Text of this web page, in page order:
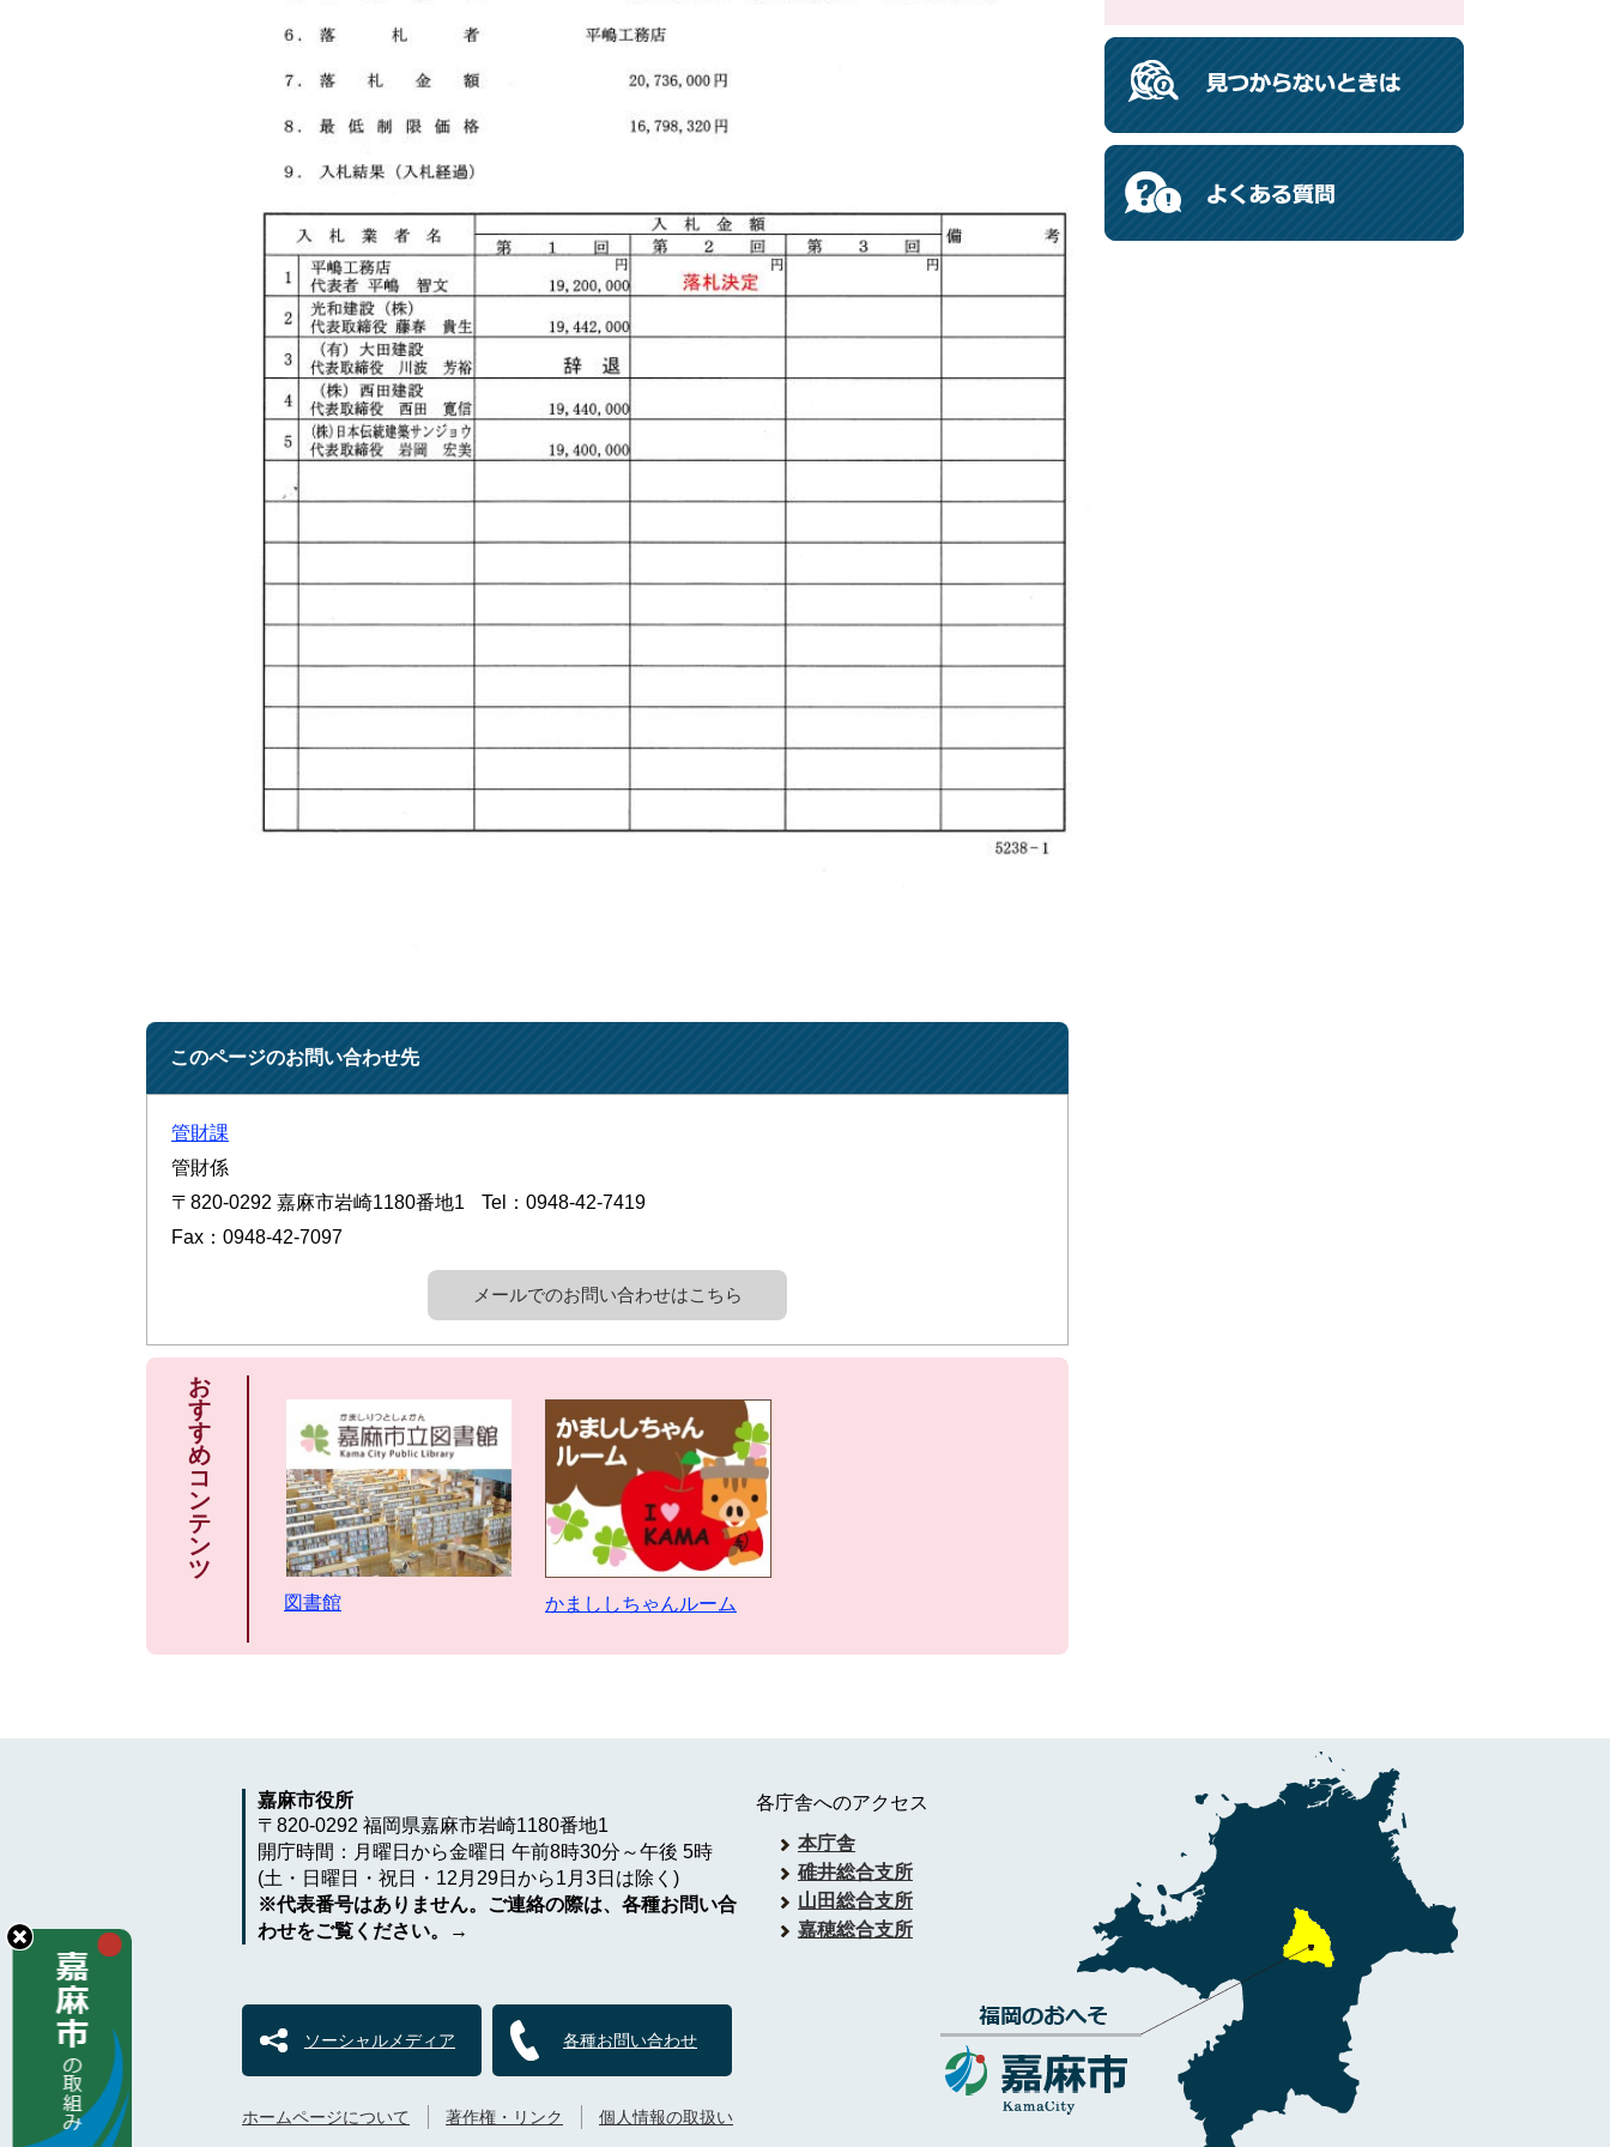
このページのお問い合わせ先
管財課
管財係
〒820-0292 嘉麻市岩崎1180番地1
Tel：0948-42-7419
Fax：0948-42-7097
メールでのお問い合わせはこちら
お
す
す
め
コ
ン
テ
ン
ツ
図書館 かまししちゃんルーム
嘉麻市役所
〒820-0292 福岡県嘉麻市岩崎1180番地1
開庁時間：月曜日から金曜日 午前8時30分～午後 5時
(土・日曜日・祝日・12月29日から1月3日は除く)
※代表番号はありません。ご連絡の際は、各種お問い合
わせをご覧ください。→
ソーシャルメディア 各種お問い合わせ
各庁舎へのアクセス
本庁舎
碓井総合支所
山田総合支所
嘉穂総合支所
ホームページについて 著作権・リンク 個人情報の取扱い